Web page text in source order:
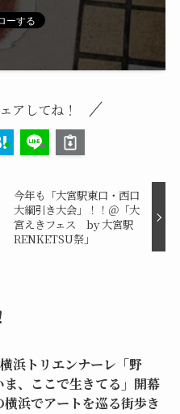
アしてね！
今年も「大宮駅東口・西口
大綱引き大会」！！＠「大
宮えきフェス by 大宮駅
RENKETSU祭」
浜トリエンナーレ「野
ま、ここで生きてる」開幕
横浜でアートを巡る街歩き